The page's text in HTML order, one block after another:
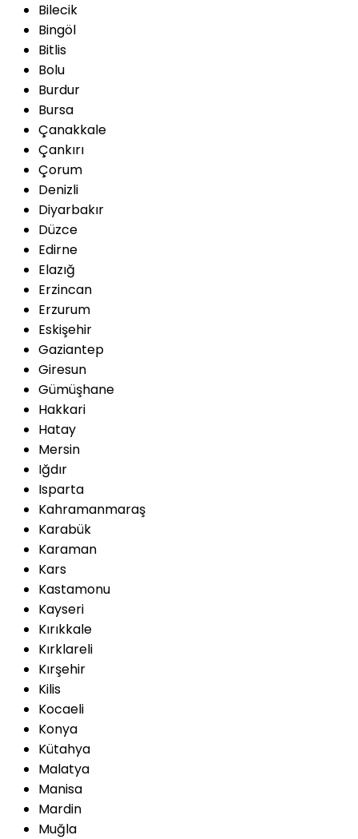
Bilecik
Bingöl
Bitlis
Bolu
Burdur
Bursa
Çanakkale
Çankırı
Çorum
Denizli
Diyarbakır
Düzce
Edirne
Elazığ
Erzincan
Erzurum
Eskişehir
Gaziantep
Giresun
Gümüşhane
Hakkari
Hatay
Mersin
Iğdır
Isparta
Kahramanmaraş
Karabük
Karaman
Kars
Kastamonu
Kayseri
Kırıkkale
Kırklareli
Kırşehir
Kilis
Kocaeli
Konya
Kütahya
Malatya
Manisa
Mardin
Muğla